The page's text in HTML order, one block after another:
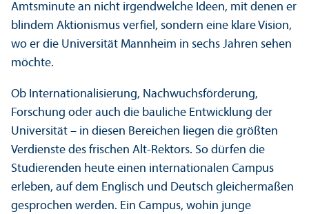
Amtsminute an nicht irgendwelche Ideen, mit denen er
blindem Aktionismus verfiel, sondern eine klare Vision,
wo er die Universität Mannheim in sechs Jahren sehen
möchte.
Ob Internationalisierung, Nachwuchs­förderung,
Forschung oder auch die bauliche Entwicklung der
Universität – in diesen Bereichen liegen die größten
Verdienste des frischen Alt-Rektors. So dürfen die
Studierenden heute einen internationalen Campus
erleben, auf dem Englisch und Deutsch gleich­ermaßen
gesprochen werden. Ein Campus, wohin junge